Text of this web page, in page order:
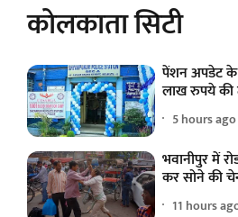
कोलकाता सिटी
पेंशन अपडेट के
लाख रुपये की
5 hours ago
भवानीपुर में
कर सोने की
11 hours